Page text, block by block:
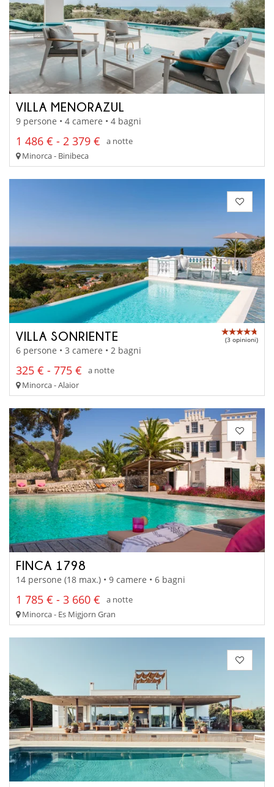
VILLA MENORAZUL
9 persone • 4 camere • 4 bagni
1 486 € - 2 379 €
a notte
Minorca - Binibeca
VILLA SONRIENTE (3 opinioni)
6 persone • 3 camere • 2 bagni
325 € - 775 €
a notte
Minorca - Alaior
FINCA 1798
14 persone (18 max.) • 9 camere • 6 bagni
1 785 € - 3 660 €
a notte
Minorca - Es Migjorn Gran